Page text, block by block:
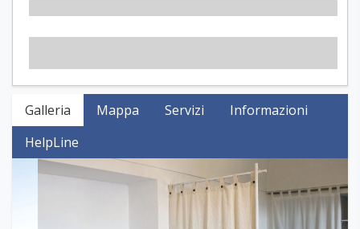
Galleria Mappa Servizi
Informazioni
HelpLine